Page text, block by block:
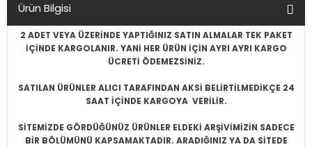
Ürün Bilgisi
2 ADET VEYA ÜZERİNDE YAPTIĞINIZ SATIN ALMALAR TEK PAKET
İÇİNDE KARGOLANIR. YANİ HER ÜRÜN İÇİN AYRI AYRI KARGO
ÜCRETİ ÖDEMEZSİNİZ.
SATILAN ÜRÜNLER ALICI TARAFINDAN AKSİ BELİRTİLMEDİKÇE 24
SAAT İÇİNDE KARGOYA VERİLİR.
SİTEMİZDE GÖRDÜĞÜNÜZ ÜRÜNLER ELDEKİ ARŞİVİMİZİN SADECE
BİR BÖLÜMÜNÜ KAPSAMAKTADIR. ARADIĞINIZ YA DA SİTEDE